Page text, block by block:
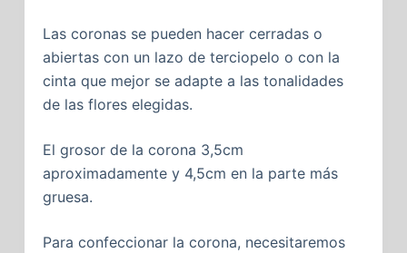
Las coronas se pueden hacer cerradas o
abiertas con un lazo de terciopelo o con la
cinta que mejor se adapte a las tonalidades
de las flores elegidas.
El grosor de la corona 3,5cm
aproximadamente y 4,5cm en la parte más
gruesa.
Para confeccionar la corona, necesitaremos